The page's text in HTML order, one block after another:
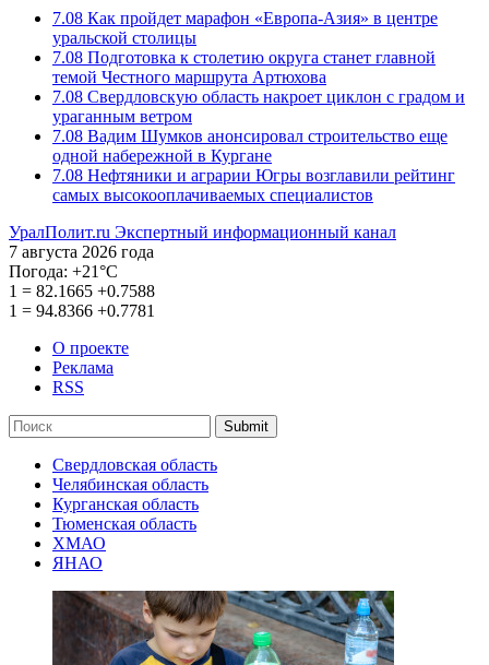
7.08 Как пройдет марафон «Европа-Азия» в центре
уральской столицы
7.08 Подготовка к столетию округа станет главной
темой Честного маршрута Артюхова
7.08 Свердловскую область накроет циклон с градом и
ураганным ветром
7.08 Вадим Шумков анонсировал строительство еще
одной набережной в Кургане
7.08 Нефтяники и аграрии Югры возглавили рейтинг
самых высокооплачиваемых специалистов
УралПолит.ru Экспертный информационный канал
7 августа 2026 года
Погода: +21°С
1 = 82.1665 +0.7588
1 = 94.8366 +0.7781
О проекте
Реклама
RSS
Submit
Свердловская область
Челябинская область
Курганская область
Тюменская область
ХМАО
ЯНАО